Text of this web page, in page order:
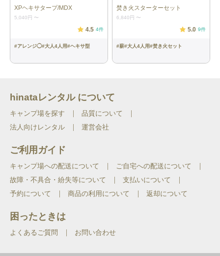
カリ電池３本※電池は付属していませ
ん。別途単1形アルカリ電池を3本ご用
XPヘキサタープ/MDX
5,040円 〜
4.5 4件
#アレンジ◯#大人4人用#ヘキサ型
焚き火スターターセット
6,840円 〜
5.0 9件
#薪#大人4人用#焚き火セット
hinataレンタル について
キャンプ場を探す
品質について
法人向けレンタル
運営会社
ご利用ガイド
キャンプ場への配送について
ご自宅への配送について
故障・不具合・紛失等について
支払いについて
予約について
商品の利用について 返却について
困ったときは
よくあるご質問 お問い合わせ